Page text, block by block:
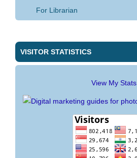
For Librarian
VISITOR STATISTICS
View My Stats